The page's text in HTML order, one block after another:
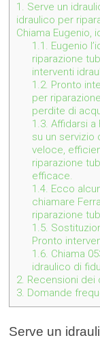
1. Serve un
idraulico per
Chiama Eugenio,
1.1. Eugenio
riparazione
interventi
1.2. Pronto
per
perdite di
1.3. Affidarsi
su un servizio
veloce,
riparazione
efficace.
1.4. Ecco
chiamare
riparazione
1.5.
Pronto
1.6. Chiama
idraulico di
2. Recensioni dei
3. Domande
Serve un